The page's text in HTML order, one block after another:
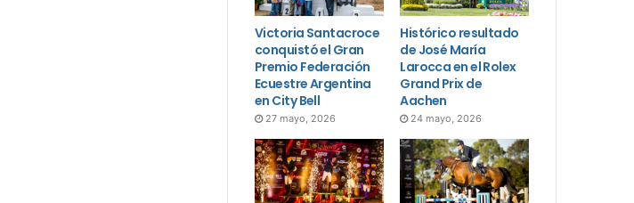
Victoria Santacroce
conquistó el Gran
Premio Federación
Ecuestre Argentina
en City Bell
27 mayo, 2026
Histórico resultado
de José María
Larocca en el Rolex
Grand Prix de
Aachen
24 mayo, 2026